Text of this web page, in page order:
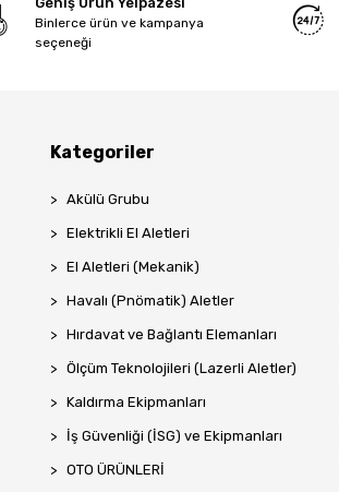
Binlerce ürün ve kampanya
seçeneği
Kategoriler
Akülü Grubu
Elektrikli El Aletleri
El Aletleri (Mekanik)
Havalı (Pnömatik) Aletler
Hırdavat ve Bağlantı Elemanları
Ölçüm Teknolojileri (Lazerli Aletler)
Kaldırma Ekipmanları
İş Güvenliği (İSG) ve Ekipmanları
OTO ÜRÜNLERİ